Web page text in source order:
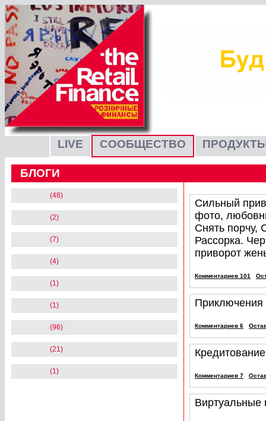
LIVE СООБЩЕСТВО
БЛОГИ
Сильный
фото,
Снять порчу,
Рассорка.
приворот
Комментариев 101
Приключения
Комментариев 6
Комментариев 7
Виртуальные
(48)
(2)
(7)
(4)
(1)
(1)
(96)
(21)
(1)